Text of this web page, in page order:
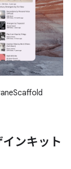
ンキット